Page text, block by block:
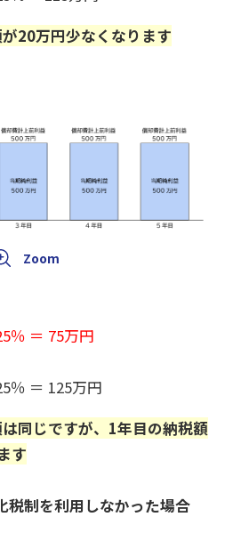
20万円少なくなります
％ ＝ 75万円
％ ＝ 125万円
同じですが、1年目の納税額
す
税制を利用しなかった場合